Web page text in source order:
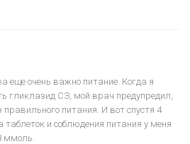
еще очень важно питание. Когда я
гликлазид СЗ, мой врач предупредил,
правильного питания. И вот спустя 4
таблеток и соблюдения питания у меня
ммоль.